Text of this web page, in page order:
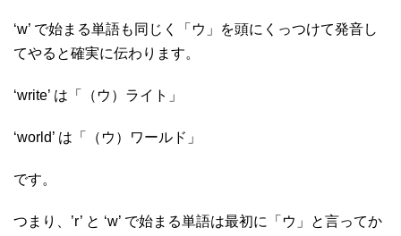
‘w’ で始まる単語も同じく「ウ」を頭にくっつけて発音し
てやると確実に伝わります。
‘write’ は「（ウ）ライト」
‘world’ は「（ウ）ワールド」
です。
つまり、’r’ と ‘w’ で始まる単語は最初に「ウ」と言ってか